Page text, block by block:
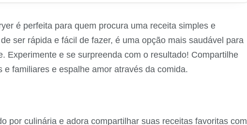
é perfeita para quem procura uma receita simples e
ser rápida e fácil de fazer, é uma opção mais saudável para
Experimente e se surpreenda com o resultado! Compartilhe
e familiares e espalhe amor através da comida.
por culinária e adora compartilhar suas receitas favoritas com